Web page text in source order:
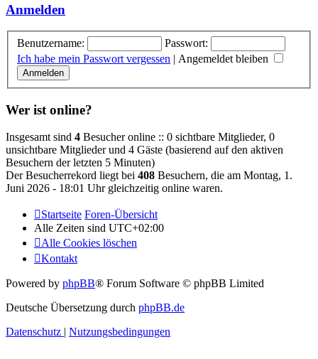
Anmelden
Benutzername:
Passwort:
Ich habe mein Passwort vergessen | Angemeldet bleiben
Wer ist online?
Insgesamt sind 4 Besucher online :: 0 sichtbare Mitglieder, 0
unsichtbare Mitglieder und 4 Gäste (basierend auf den aktiven
Besuchern der letzten 5 Minuten)
Der Besucherrekord liegt bei 408 Besuchern, die am Montag, 1.
Juni 2026 - 18:01 Uhr gleichzeitig online waren.
Startseite Foren-Übersicht
Alle Zeiten sind UTC+02:00
Alle Cookies löschen
Kontakt
Powered by phpBB® Forum Software © phpBB Limited
Deutsche Übersetzung durch phpBB.de
Datenschutz | Nutzungsbedingungen